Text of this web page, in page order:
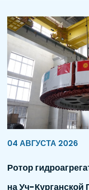
04 АВГУСТА 2026
Ротор
на Уч-Курганской